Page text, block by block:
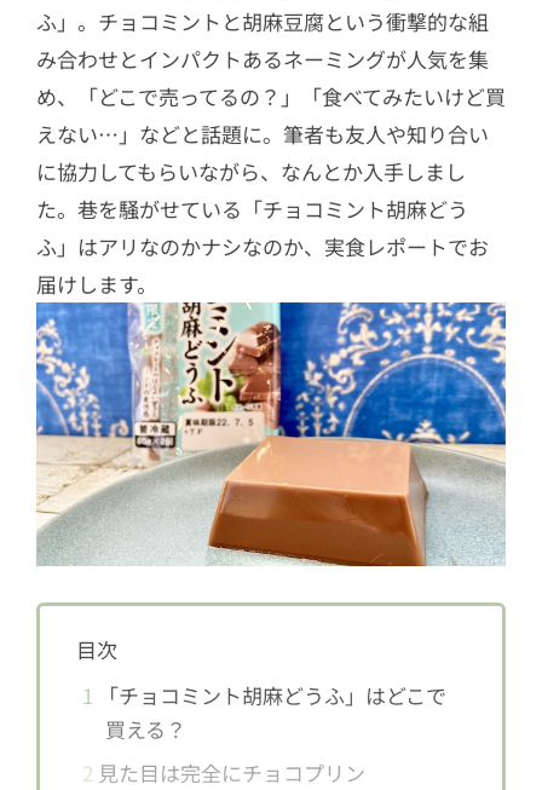
ふ」。チョコミントと胡麻豆腐という衝撃的な組
み合わせとインパクトあるネーミングが人気を集
め、「どこで売ってるの？」「食べてみたいけど買
えない…」などと話題に。筆者も友人や知り合い
に協力してもらいながら、なんとか入手しまし
た。巷を騒がせている「チョコミント胡麻どう
ふ」はアリなのかナシなのか、実食レポートでお
届けします。
目次
1
「チョコミント胡麻どうふ」はどこで
買える？
2 見た目は完全にチョコプリン